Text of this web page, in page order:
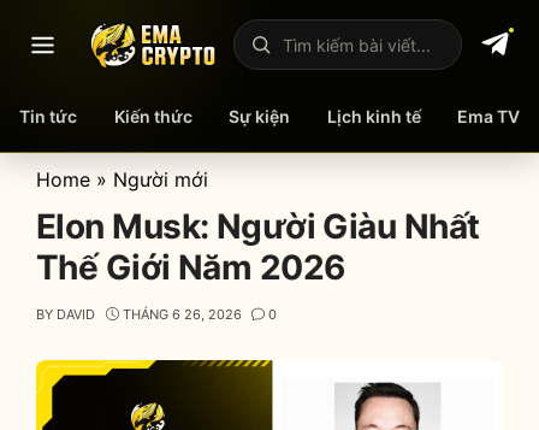
Mở menu
Tìm kiếm bài viết
Tin tức Kiến thức Sự kiện Lịch kinh tế Ema TV
Skip
content
Home » Người mới
Elon Musk: Người Giàu Nhất
Thế Giới Năm 2026
BY DAVID THÁNG 6 26, 2026 0